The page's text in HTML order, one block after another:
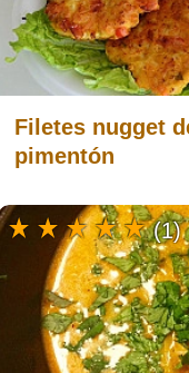
Filetes nugget
pimentón
(1)